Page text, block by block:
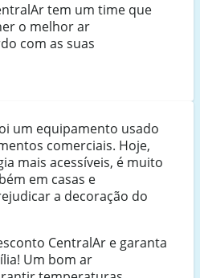
tem um time que
o melhor ar
com as suas
um equipamento usado
comerciais. Hoje,
mais acessíveis, é muito
em casas e
a decoração do
CentralAr e garanta
Um bom ar